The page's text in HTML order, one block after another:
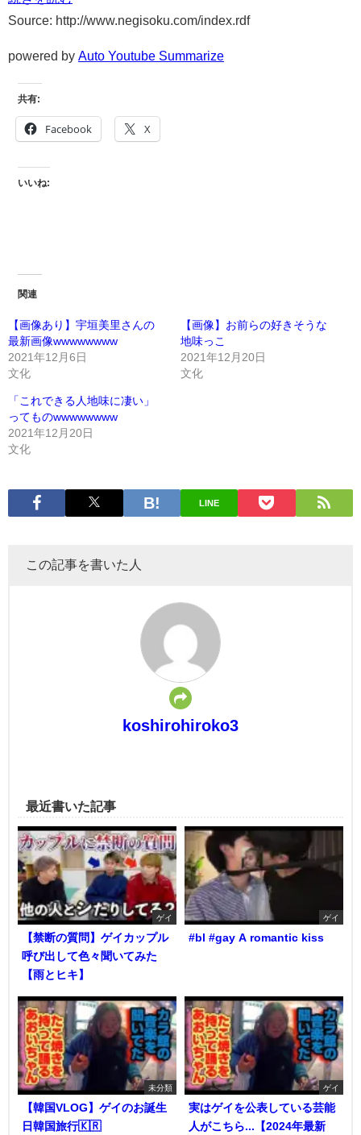
Source: http://www.negisoku.com/index.rdf
powered by Auto Youtube Summarize
共有:
Facebook X
いいね:
関連
【画像あり】宇垣美里さんの
最新画像wwwwwwww
2021年12月6日
文化
【画像】お前らの好きそうな
地味っこ
2021年12月20日
文化
「これできる人地味に凄い」
ってものwwwwwwww
2021年12月20日
文化
LINE
この記事を書いた人
koshirohiroko3
最近書いた記事
ゲイ
【禁断の質問】ゲイカップル
呼び出して色々聞いてみた
【雨とヒキ】
ゲイ
#bl #gay A romantic kiss
未分類
【韓国VLOG】ゲイのお誕生
日韓国旅行🇰🇷
ゲイ
実はゲイを公表している芸能
人がこちら...【2024年最新